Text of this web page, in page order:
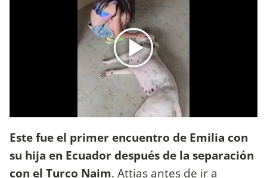
Este fue el primer encuentro de Emilia con
su hija en Ecuador después de la separación
con el Turco Naim. Attias antes de ir a